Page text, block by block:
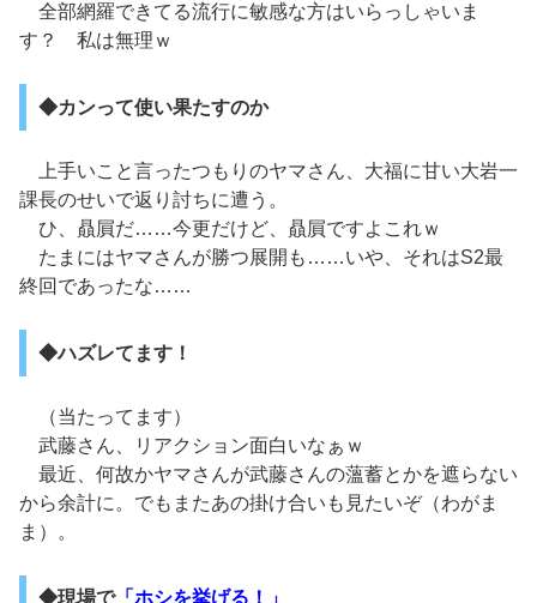
全部網羅できてる流行に敏感な方はいらっしゃいま
す？ 私は無理ｗ
◆カンって使い果たすのか
上手いこと言ったつもりのヤマさん、大福に甘い大岩一
課長のせいで返り討ちに遭う。
ひ、贔屓だ……今更だけど、贔屓ですよこれｗ
たまにはヤマさんが勝つ展開も……いや、それはS2最
終回であったな……
◆ハズレてます！
（当たってます）
武藤さん、リアクション面白いなぁｗ
最近、何故かヤマさんが武藤さんの薀蓄とかを遮らない
から余計に。でもまたあの掛け合いも見たいぞ（わがま
ま）。
◆現場で「ホシを挙げる！」